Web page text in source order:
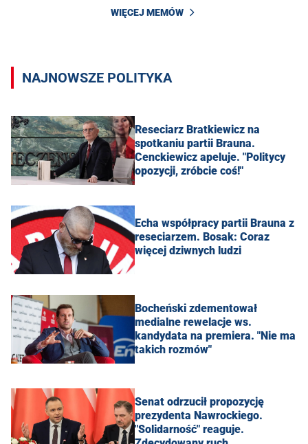
WIĘCEJ MEMÓW
NAJNOWSZE POLITYKA
Reseciarz Bratkiewicz na
spotkaniu partii Brauna.
Cenckiewicz apeluje. "Politycy
opozycji, zróbcie coś!"
Echa współpracy partii Brauna z
reseciarzem. Bosak: Coraz
więcej dziwnych ludzi
Bocheński zdementował
medialne rewelacje ws.
kandydata na premiera. "Nie ma
takich rozmów"
Senat odrzucił propozycję
prezydenta Nawrockiego.
"Solidarność" reaguje.